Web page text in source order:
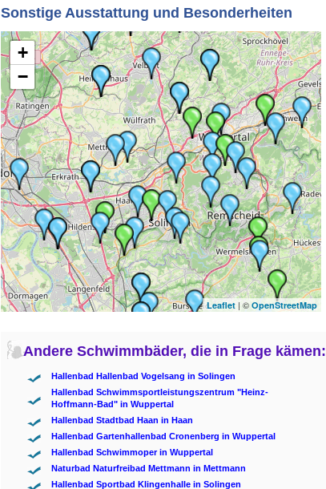
Sonstige Ausstattung und Besonderheiten
+
−
Leaflet | ©OpenStreetMap
Andere Schwimmbäder, die in Frage kämen:
Hallenbad Hallenbad Vogelsang in Solingen
Hallenbad Schwimmsportleistungszentrum "Heinz-
Hoffmann-Bad" in Wuppertal
Hallenbad Stadtbad Haan in Haan
Hallenbad Gartenhallenbad Cronenberg in Wuppertal
Hallenbad Schwimmoper in Wuppertal
Naturbad Naturfreibad Mettmann in Mettmann
Hallenbad Sportbad Klingenhalle in Solingen